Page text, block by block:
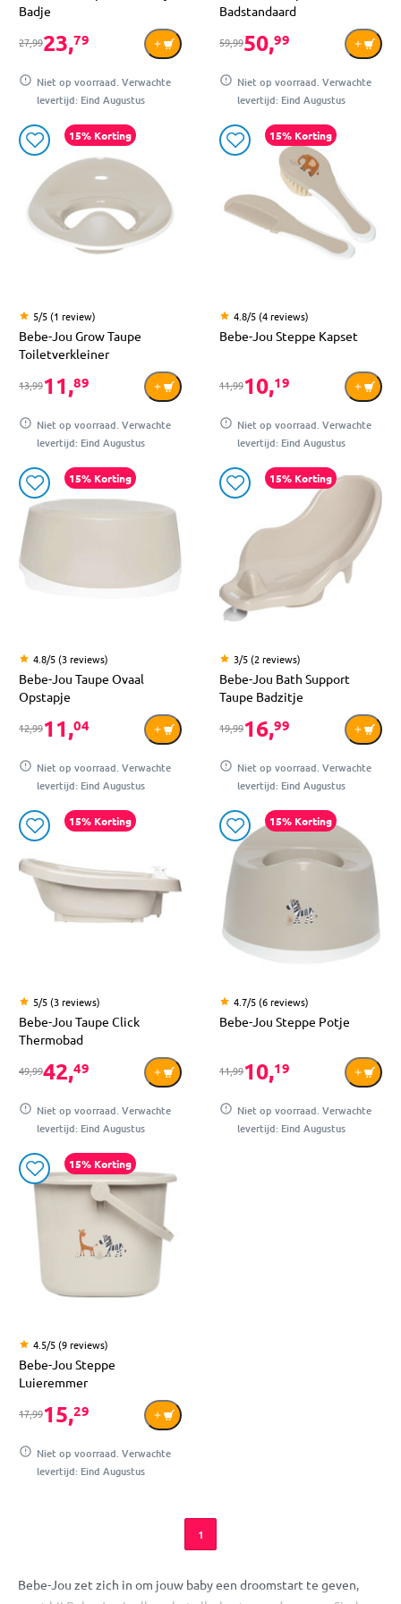
Badje
27,9923,79
Niet op voorraad. Verwachte
levertijd: Eind Augustus
Badstandaard
59,9950,99
Niet op voorraad. Verwachte
levertijd: Eind Augustus
15% Korting
5/5 (1 review)
Bebe-Jou Grow Taupe
Toiletverkleiner
13,9911,89
Niet op voorraad. Verwachte
levertijd: Eind Augustus
15% Korting
4.8/5 (4 reviews)
Bebe-Jou Steppe Kapset
11,9910,19
Niet op voorraad. Verwachte
levertijd: Eind Augustus
15% Korting
4.8/5 (3 reviews)
Bebe-Jou Taupe Ovaal
Opstapje
12,9911,04
Niet op voorraad. Verwachte
levertijd: Eind Augustus
15% Korting
3/5 (2 reviews)
Bebe-Jou Bath Support
Taupe Badzitje
19,9916,99
Niet op voorraad. Verwachte
levertijd: Eind Augustus
15% Korting
5/5 (3 reviews)
Bebe-Jou Taupe Click
Thermobad
49,9942,49
Niet op voorraad. Verwachte
levertijd: Eind Augustus
15% Korting
4.7/5 (6 reviews)
Bebe-Jou Steppe Potje
11,9910,19
Niet op voorraad. Verwachte
levertijd: Eind Augustus
15% Korting
4.5/5 (9 reviews)
Bebe-Jou Steppe
Luieremmer
17,9915,29
Niet op voorraad. Verwachte
levertijd: Eind Augustus
1
Bebe-Jou zet zich in om jouw baby een droomstart te geven,